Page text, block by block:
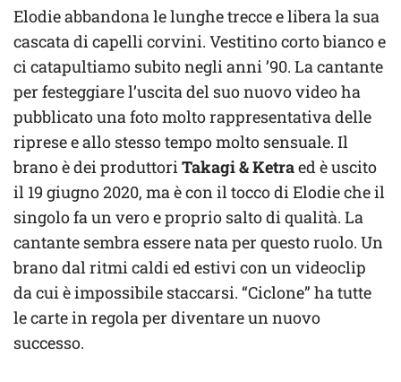
Elodie abbandona le lunghe trecce e libera la sua
cascata di capelli corvini. Vestitino corto bianco e
ci catapultiamo subito negli anni ’90. La cantante
per festeggiare l’uscita del suo nuovo video ha
pubblicato una foto molto rappresentativa delle
riprese e allo stesso tempo molto sensuale. Il
brano è dei produttori Takagi & Ketraed è uscito
il 19 giugno 2020, ma è con il tocco di Elodie che il
singolo fa un vero e proprio salto di qualità. La
cantante sembra essere nata per questo ruolo. Un
brano dal ritmi caldi ed estivi con un videoclip
da cui è impossibile staccarsi. “Ciclone” ha tutte
le carte in regola per diventare un nuovo
successo.